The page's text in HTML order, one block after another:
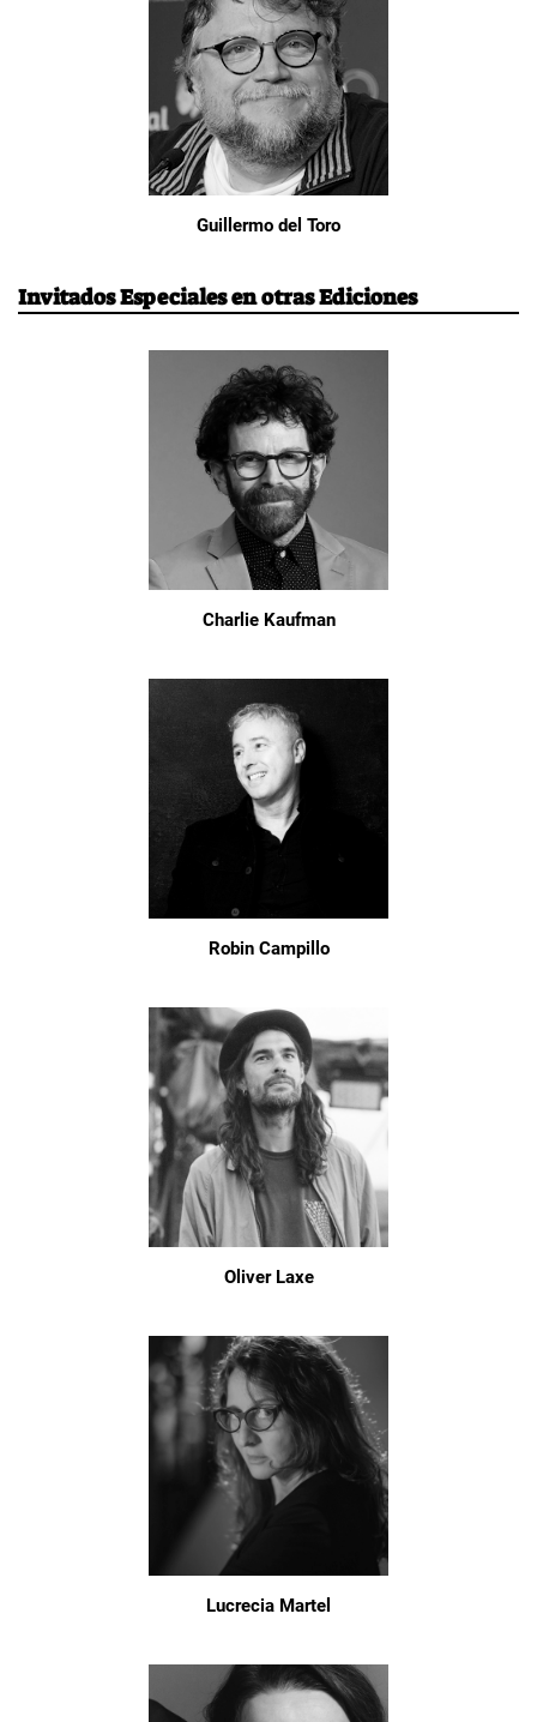
Guillermo del Toro
Invitados Especiales en otras Ediciones
Charlie Kaufman
Robin Campillo
Oliver Laxe
Lucrecia Martel